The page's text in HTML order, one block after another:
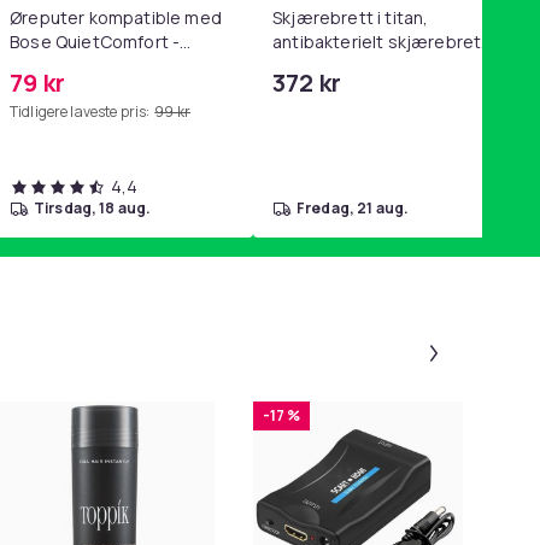
Øreputer kompatible med
Bose QuietComfort -
Grå
79 kr
Tidligere laveste pris: 99 kr
4,4
tirsdag, 18 aug.
Skjærebrett i titan,
antibakterielt skjærebrett,
BPA-fri (2 stk.)
372 kr
fredag, 21 aug.
-17 %